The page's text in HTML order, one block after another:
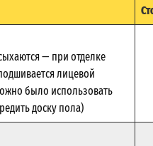
— при отделке
лицевой
было использовать
доску пола)